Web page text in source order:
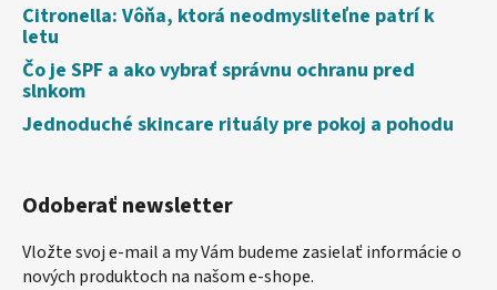
Citronella: Vôňa, ktorá neodmysliteľne patrí k
letu
Čo je SPF a ako vybrať správnu ochranu pred
slnkom
Jednoduché skincare rituály pre pokoj a pohodu
Odoberať newsletter
Vložte svoj e-mail a my Vám budeme zasielať informácie o
nových produktoch na našom e-shope.